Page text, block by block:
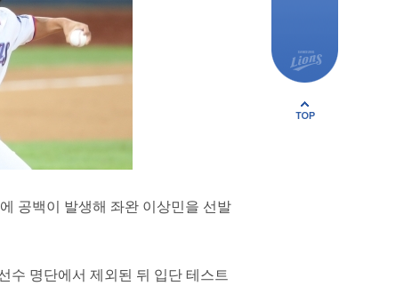
공백이 발생해 좌완 이상민을 선발
수 명단에서 제외된 뒤 입단 테스트